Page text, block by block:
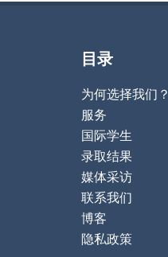
目录
为何选择我们？
服务
国际学生
录取结果
媒体采访
联系我们
博客
隐私政策